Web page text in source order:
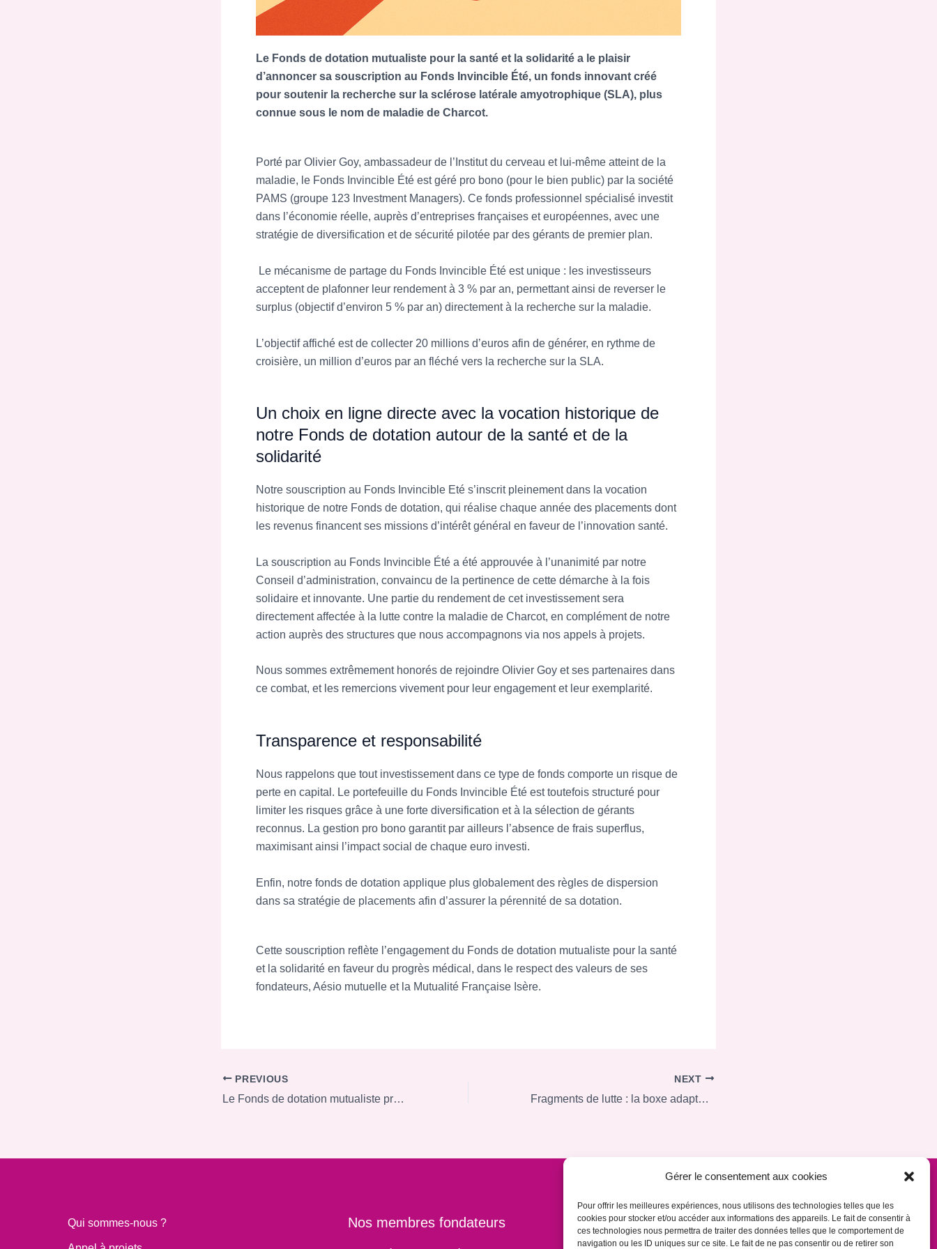
Gérer le consentement aux cookies
Pour offrir les meilleures expériences, nous utilisons des technologies telles que les
cookies pour stocker et/ou accéder aux informations des appareils. Le fait de consentir à
ces technologies nous permettra de traiter des données telles que le comportement de
navigation ou les ID uniques sur ce site. Le fait de ne pas consentir ou de retirer son
Le Fonds de dotation mutualiste pour la santé et la solidarité a le plaisir
d’annoncer sa souscription au Fonds Invincible Été, un fonds innovant créé
pour soutenir la recherche sur la sclérose latérale amyotrophique (SLA), plus
connue sous le nom de maladie de Charcot.
Porté par Olivier Goy, ambassadeur de l’Institut du cerveau et lui-même atteint de la
maladie, le Fonds Invincible Été est géré pro bono (pour le bien public) par la société
PAMS (groupe 123 Investment Managers). Ce fonds professionnel spécialisé investit
dans l’économie réelle, auprès d’entreprises françaises et européennes, avec une
stratégie de diversification et de sécurité pilotée par des gérants de premier plan.
Le mécanisme de partage du Fonds Invincible Été est unique : les investisseurs
acceptent de plafonner leur rendement à 3 % par an, permettant ainsi de reverser le
surplus (objectif d’environ 5 % par an) directement à la recherche sur la maladie.
L’objectif affiché est de collecter 20 millions d’euros afin de générer, en rythme de
croisière, un million d’euros par an fléché vers la recherche sur la SLA.
Un choix en ligne directe avec la vocation historique de
notre Fonds de dotation autour de la santé et de la
solidarité
Notre souscription au Fonds Invincible Eté s’inscrit pleinement dans la vocation
historique de notre Fonds de dotation, qui réalise chaque année des placements dont
les revenus financent ses missions d’intérêt général en faveur de l’innovation santé.
La souscription au Fonds Invincible Été a été approuvée à l’unanimité par notre
Conseil d’administration, convaincu de la pertinence de cette démarche à la fois
solidaire et innovante. Une partie du rendement de cet investissement sera
directement affectée à la lutte contre la maladie de Charcot, en complément de notre
action auprès des structures que nous accompagnons via nos appels à projets.
Nous sommes extrêmement honorés de rejoindre Olivier Goy et ses partenaires dans
ce combat, et les remercions vivement pour leur engagement et leur exemplarité.
Transparence et responsabilité
Nous rappelons que tout investissement dans ce type de fonds comporte un risque de
perte en capital. Le portefeuille du Fonds Invincible Été est toutefois structuré pour
limiter les risques grâce à une forte diversification et à la sélection de gérants
reconnus. La gestion pro bono garantit par ailleurs l’absence de frais superflus,
maximisant ainsi l’impact social de chaque euro investi.
Enfin, notre fonds de dotation applique plus globalement des règles de dispersion
dans sa stratégie de placements afin d’assurer la pérennité de sa dotation.
Cette souscription reflète l’engagement du Fonds de dotation mutualiste pour la santé
et la solidarité en faveur du progrès médical, dans le respect des valeurs de ses
fondateurs, Aésio mutuelle et la Mutualité Française Isère.
PREVIOUS
Le Fonds de dotation mutualiste prend un virage stratégique pour soutenir l’innovation santé
NEXT
Fragments de lutte : la boxe adaptée au service du bien-être mental des jeunes aidants
Qui sommes-nous ? Nos membres fondateurs